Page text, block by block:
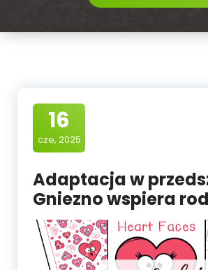
16
cze, 2025
Adaptacja w
Gniezno wspiera